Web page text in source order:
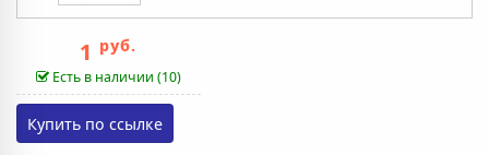
1 руб.
Есть в наличии (10)